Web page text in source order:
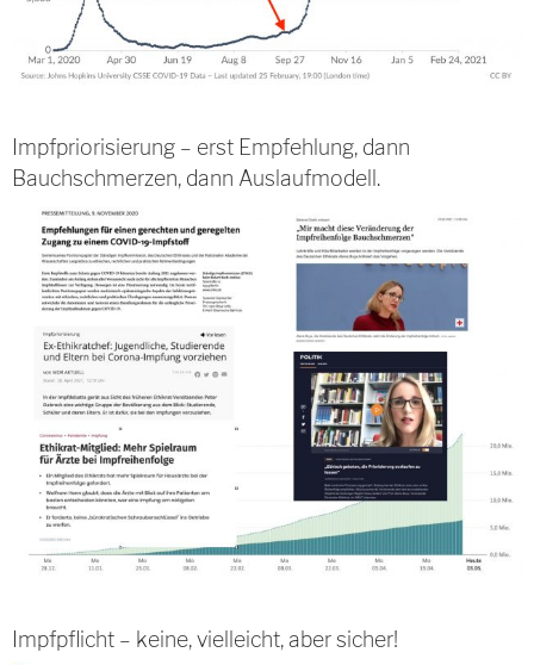
Impfpriorisierung – erst Empfehlung, dann
Bauchschmerzen, dann Auslaufmodell.
Impfpflicht – keine, vielleicht, aber sicher!